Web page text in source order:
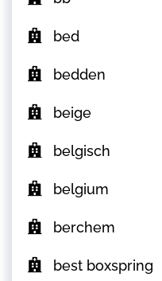
bed
bedden
beige
belgisch
belgium
berchem
best boxspring